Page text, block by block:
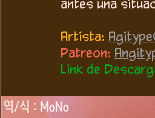
antes una
Artista:
Patreon:
Link de